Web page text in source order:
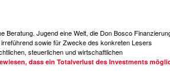
Beratung. Jugend eine Welt, die Don Bosco
sowie für Zwecke des konkreten Lesers
steuerlichen und wirtschaftlichen
dass ein Totalverlust des Investments